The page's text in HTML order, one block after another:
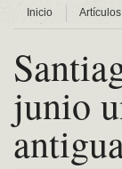
Inicio Artículos
junio